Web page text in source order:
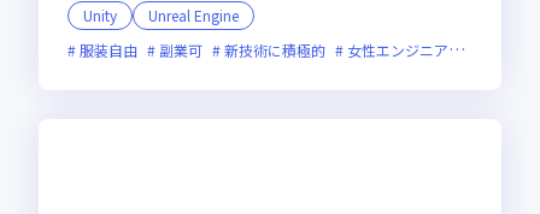
Unity
Unreal Engine
服装自由
副業可 新技術に積極的 女性エンジニアが活躍中